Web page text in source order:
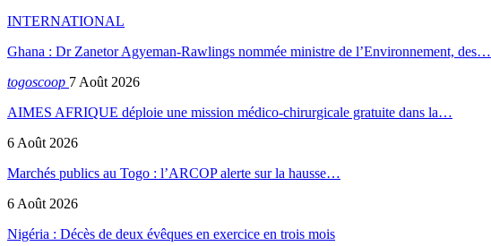
INTERNATIONAL
Ghana : Dr Zanetor Agyeman-Rawlings nommée ministre de l’Environnement, des…
togoscoop 7 Août 2026
AIMES AFRIQUE déploie une mission médico-chirurgicale gratuite dans la…
6 Août 2026
Marchés publics au Togo : l’ARCOP alerte sur la hausse…
6 Août 2026
Nigéria : Décès de deux évêques en exercice en trois mois